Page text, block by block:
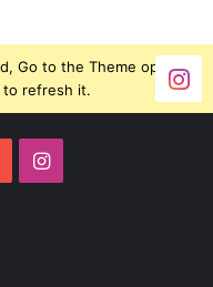
Go to the Theme options
to refresh it.
YouTubeInstagram